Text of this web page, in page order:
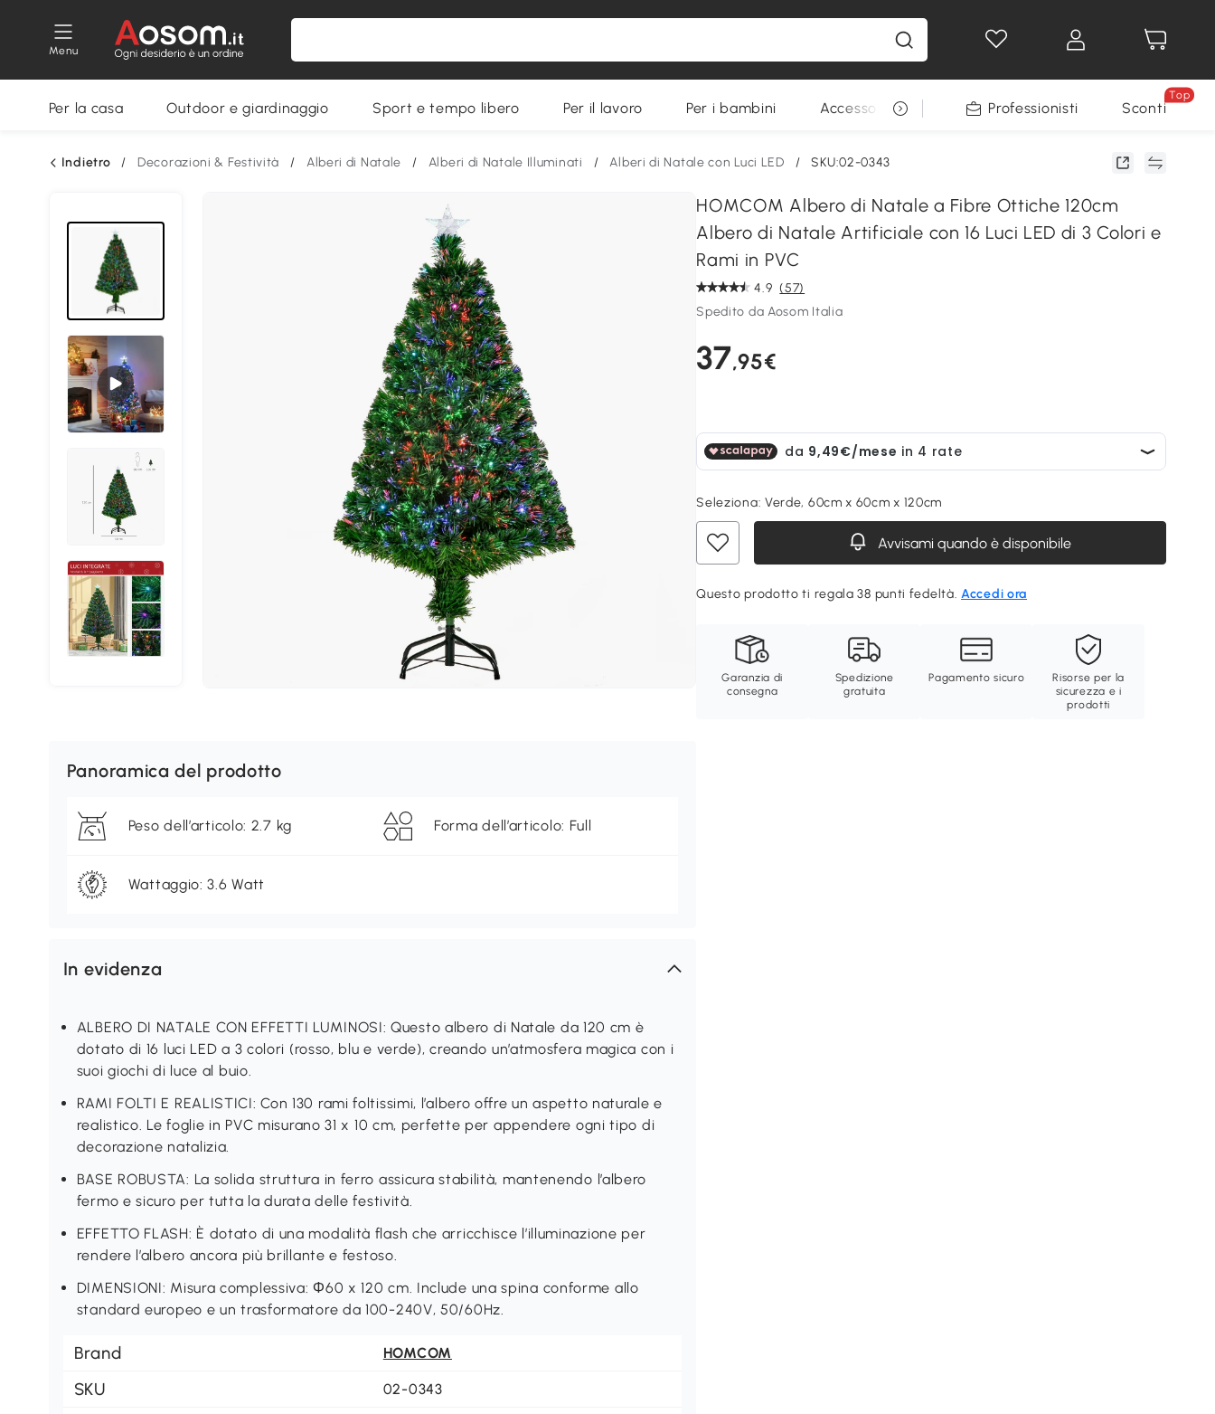
Menu
Per la casa Outdoor e giardinaggio Sport e tempo libero Per il lavoro Per i bambini Accessori per animali Professionisti Sconti
Top
Indietro / Decorazioni & Festività / Alberi di Natale / Alberi di Natale Illuminati / Alberi di Natale con Luci LED / SKU:02-0343
HOMCOM Albero di Natale a Fibre Ottiche 120cm
Albero di Natale Artificiale con 16 Luci LED di 3 Colori e
Rami in PVC
4.9 (57)
Spedito da Aosom Italia
37,95€
Seleziona: Verde, 60cm x 60cm x 120cm
Avvisami quando è disponibile
Questo prodotto ti regala 38 punti fedeltà.Accedi ora
Garanzia di
consegna
Spedizione
gratuita
Pagamento sicuro
Risorse per la
sicurezza e i
prodotti
Panoramica del prodotto
Peso dell’articolo: 2.7 kg Forma dell’articolo: Full
Wattaggio: 3.6 Watt
In evidenza
ALBERO DI NATALE CON EFFETTI LUMINOSI: Questo albero di Natale da 120 cm è
dotato di 16 luci LED a 3 colori (rosso, blu e verde), creando un’atmosfera magica con i
suoi giochi di luce al buio.
RAMI FOLTI E REALISTICI: Con 130 rami foltissimi, l’albero offre un aspetto naturale e
realistico. Le foglie in PVC misurano 31 x 10 cm, perfette per appendere ogni tipo di
decorazione natalizia.
BASE ROBUSTA: La solida struttura in ferro assicura stabilità, mantenendo l’albero
fermo e sicuro per tutta la durata delle festività.
EFFETTO FLASH: È dotato di una modalità flash che arricchisce l’illuminazione per
rendere l’albero ancora più brillante e festoso.
DIMENSIONI: Misura complessiva: Φ60 x 120 cm. Include una spina conforme allo
standard europeo e un trasformatore da 100-240V, 50/60Hz.
Brand HOMCOM
SKU 02-0343